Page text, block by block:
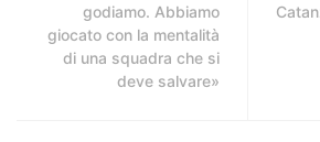
godiamo. Abbiamo
giocato con la mentalità
di una squadra che si
deve salvare»